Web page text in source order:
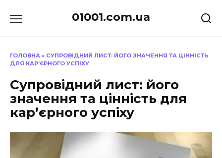
до
01001.com.ua
ГОЛОВНА » СУПРОВІДНИЙ ЛИСТ: ЙОГО ЗНАЧЕННЯ ТА ЦІННІСТЬ
ДЛЯ КАР’ЄРНОГО УСПІХУ
Супровідний лист: його
значення та цінність для
кар’єрного успіху